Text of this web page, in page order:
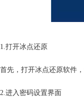
1.打开冰点还原
首先，打开冰点还原软件，
2.进入密码设置界面